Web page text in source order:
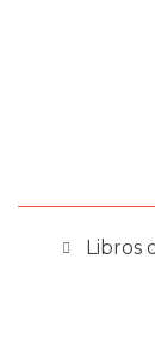
Libros